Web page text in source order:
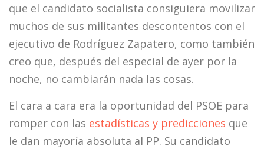
que el candidato socialista consiguiera movilizar
muchos de sus militantes descontentos con el
ejecutivo de Rodríguez Zapatero, como también
creo que, después del especial de ayer por la
noche, no cambiarán nada las cosas.
El cara a cara era la oportunidad del PSOE para
romper con las estadísticas y predicciones que
le dan mayoría absoluta al PP. Su candidato